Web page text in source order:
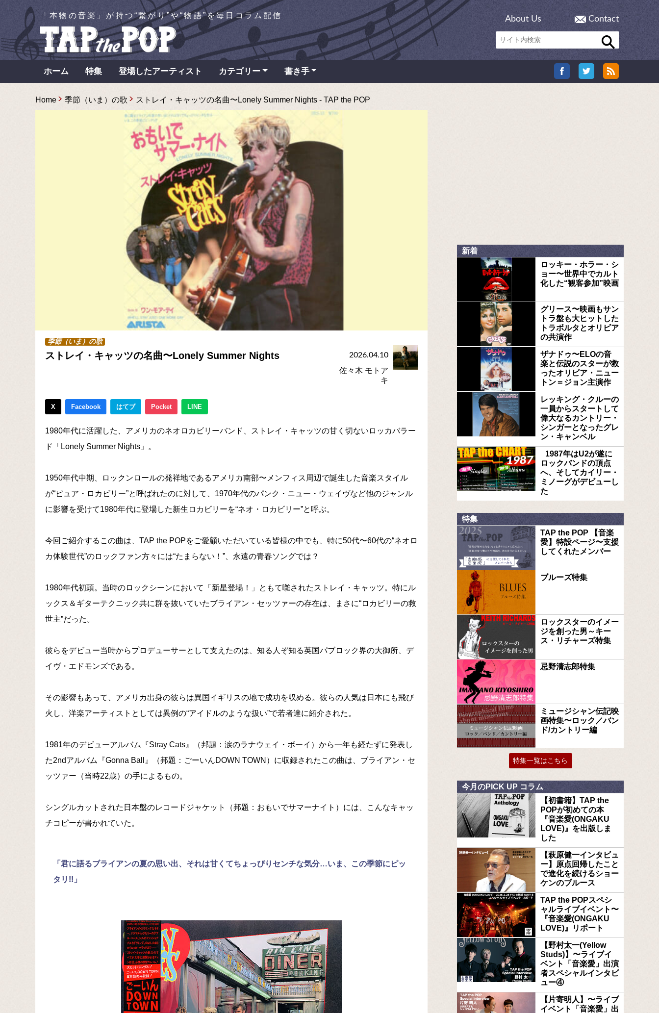
「本物の音楽」が持つ“繋がり”や“物語”を毎日コラム配信 About Us Contact
ホーム 特集 登場したアーティスト カテゴリー 書き手
Home 季節（いま）の歌 ストレイ・キャッツの名曲〜Lonely Summer Nights - TAP the POP
季節（いま）の歌
ストレイ・キャッツの名曲〜Lonely Summer Nights 2026.04.10
佐々木 モトア
キ
X Facebook はてブ Pocket LINE
1980年代に活躍した、アメリカのネオロカビリーバンド、ストレイ・キャッツの甘く切ないロッカバラー
ド「Lonely Summer Nights」。
1950年代中期、ロックンロールの発祥地であるアメリカ南部〜メンフィス周辺で誕生した音楽スタイル
が“ピュア・ロカビリー”と呼ばれたのに対して、1970年代のパンク・ニュー・ウェイヴなど他のジャンル
に影響を受けて1980年代に登場した新生ロカビリーを“ネオ・ロカビリー”と呼ぶ。
今回ご紹介するこの曲は、TAP the POPをご愛顧いただいている皆様の中でも、特に50代〜60代の“ネオロ
カ体験世代”のロックファン方々には“たまらない！”、永遠の青春ソングでは？
1980年代初頭。当時のロックシーンにおいて「新星登場！」ともて囃されたストレイ・キャッツ。特にル
ックス＆ギターテクニック共に群を抜いていたブライアン・セッツァーの存在は、まさに“ロカビリーの救
世主”だった。
彼らをデビュー当時からプロデューサーとして支えたのは、知る人ぞ知る英国パブロック界の大御所、デ
イヴ・エドモンズである。
その影響もあって、アメリカ出身の彼らは異国イギリスの地で成功を収める。彼らの人気は日本にも飛び
火し、洋楽アーティストとしては異例の“アイドルのような扱い”で若者達に紹介された。
1981年のデビューアルバム『Stray Cats』（邦題：涙のラナウェイ・ボーイ）から一年も経たずに発表し
た2ndアルバム『Gonna Ball』（邦題：ごーいんDOWN TOWN）に収録されたこの曲は、ブライアン・セ
ッツァー（当時22歳）の手によるもの。
シングルカットされた日本盤のレコードジャケット（邦題：おもいでサマーナイト）には、こんなキャッ
チコピーが書かれていた。
「君に語るブライアンの夏の思い出、それは甘くてちょっぴりセンチな気分…いま、この季節にピッ
タリ!!」
新着
ロッキー・ホラー・シ
ョー〜世界中でカルト
化した“観客参加”映画
グリース〜映画もサン
トラ盤も大ヒットした
トラボルタとオリビア
の共演作
ザナドゥ〜ELOの音
楽と伝説のスターが救
ったオリビア・ニュー
トン＝ジョン主演作
レッキング・クルーの
一員からスタートして
偉大なるカントリー・
シンガーとなったグレ
ン・キャンベル
1987年はU2が遂に
ロックバンドの頂点
へ、そしてカイリー・
ミノーグがデビューし
た
特集
TAP the POP 【音楽
愛】特設ページ〜支援
してくれたメンバー
ブルーズ特集
ロックスターのイメー
ジを創った男～キー
ス・リチャーズ特集
忌野清志郎特集
ミュージシャン伝記映
画特集〜ロック／バン
ド/カントリー編
特集一覧はこちら
今月のPICK UP コラム
【初書籍】TAP the
POPが初めての本
『音楽愛(ONGAKU
LOVE)』を出版しま
した
【萩原健一インタビュ
ー】原点回帰したこと
で進化を続けるショー
ケンのブルース
TAP the POPスペシ
ャルライブイベント〜
『音楽愛(ONGAKU
LOVE)』リポート
【野村太一(Yellow
Studs)】〜ライブイ
ベント「音楽愛」出演
者スペシャルインタビ
ュー④
【片寄明人】〜ライブ
イベント「音楽愛」出